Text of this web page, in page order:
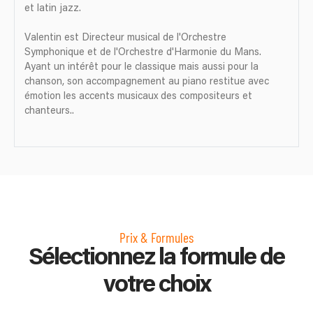
et latin jazz.
Valentin est Directeur musical de l'Orchestre
Symphonique et de l'Orchestre d'Harmonie du Mans.
Ayant un intérêt pour le classique mais aussi pour la
chanson, son accompagnement au piano restitue avec
émotion les accents musicaux des compositeurs et
chanteurs..
Prix & Formules
Sélectionnez la formule de
votre choix